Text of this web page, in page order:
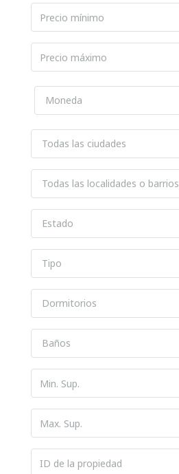
Moneda
Todas las ciudades
Todas las localidades o barrios
Estado
Tipo
Dormitorios
Baños